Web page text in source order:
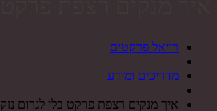
רויאל פרקטים
מדריכים ומידע
איך מנקים רצפת פרקט בלי לגרום נזק